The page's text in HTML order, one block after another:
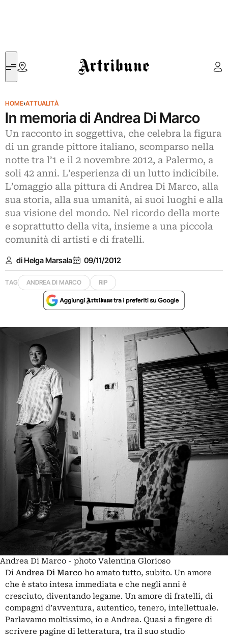
Artribune
HOME›ATTUALITÀ
In memoria di Andrea Di Marco
Un racconto in soggettiva, che celebra la figura
di un grande pittore italiano, scomparso nella
notte tra l’1 e il 2 novembre 2012, a Palermo, a
soli 42 anni. L’esperienza di un lutto indicibile.
L’omaggio alla pittura di Andrea Di Marco, alla
sua storia, alla sua umanità, ai suoi luoghi e alla
sua visione del mondo. Nel ricordo della morte
e soprattutto della vita, insieme a una piccola
comunità di artisti e di fratelli.
di Helga Marsala 09/11/2012
TAG ANDREA DI MARCO RIP
Andrea Di Marco - photo Valentina Glorioso
Di Andrea Di Marco ho amato tutto, subito. Un amore
che è stato intesa immediata e che negli anni è
cresciuto, diventando legame. Un amore di fratelli, di
compagni d’avventura, autentico, tenero, intellettuale.
Parlavamo moltissimo, io e Andrea. Quasi a fingere di
scrivere pagine di letteratura, tra il suo studio